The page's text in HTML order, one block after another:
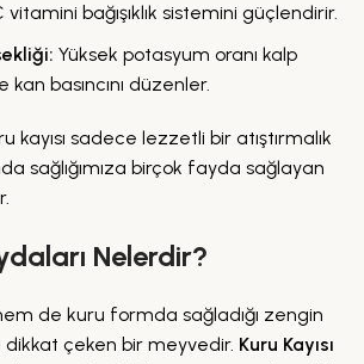
bağışıklık sistemini güçlendirir.
Yüksek potasyum oranı kalp
kan basıncını düzenler.
kayısı sadece lezzetli bir atıştırmalık
sağlığımıza birçok fayda sağlayan
Nelerdir?
de kuru formda sağladığı zengin
dikkat çeken bir meyvedir. Kuru Kayısı